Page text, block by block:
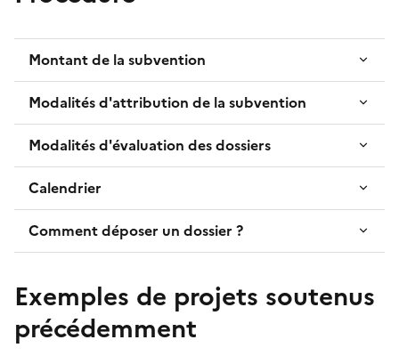
Montant de la subvention
Modalités d'attribution de la subvention
Modalités d'évaluation des dossiers
Calendrier
Comment déposer un dossier ?
Exemples de projets soutenus
précédemment